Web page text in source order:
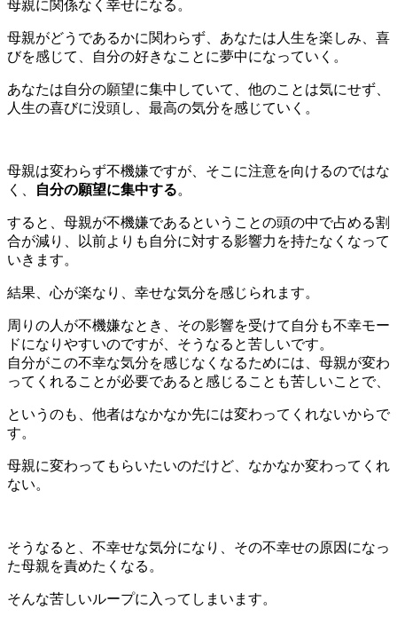
母親に関係なく幸せになる。
母親がどうであるかに関わらず、あなたは人生を楽しみ、喜
びを感じて、自分の好きなことに夢中になっていく。
あなたは自分の願望に集中していて、他のことは気にせず、
人生の喜びに没頭し、最高の気分を感じていく。
母親は変わらず不機嫌ですが、そこに注意を向けるのではな
く、
自分の願望に集中する。
すると、母親が不機嫌であるということの頭の中で占める割
合が減り、以前よりも自分に対する影響力を持たなくなって
いきます。
結果、心が楽なり、幸せな気分を感じられます。
周りの人が不機嫌なとき、その影響を受けて自分も不幸モー
ドになりやすいのですが、そうなると苦しいです。
自分がこの不幸な気分を感じなくなるためには、母親が変わ
ってくれることが必要であると感じることも苦しいことで、
というのも、他者はなかなか先には変わってくれないからで
す。
母親に変わってもらいたいのだけど、なかなか変わってくれ
ない。
そうなると、不幸せな気分になり、その不幸せの原因になっ
た母親を責めたくなる。
そんな苦しいループに入ってしまいます。